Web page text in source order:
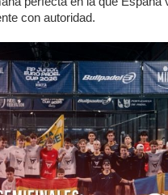
con autoridad.